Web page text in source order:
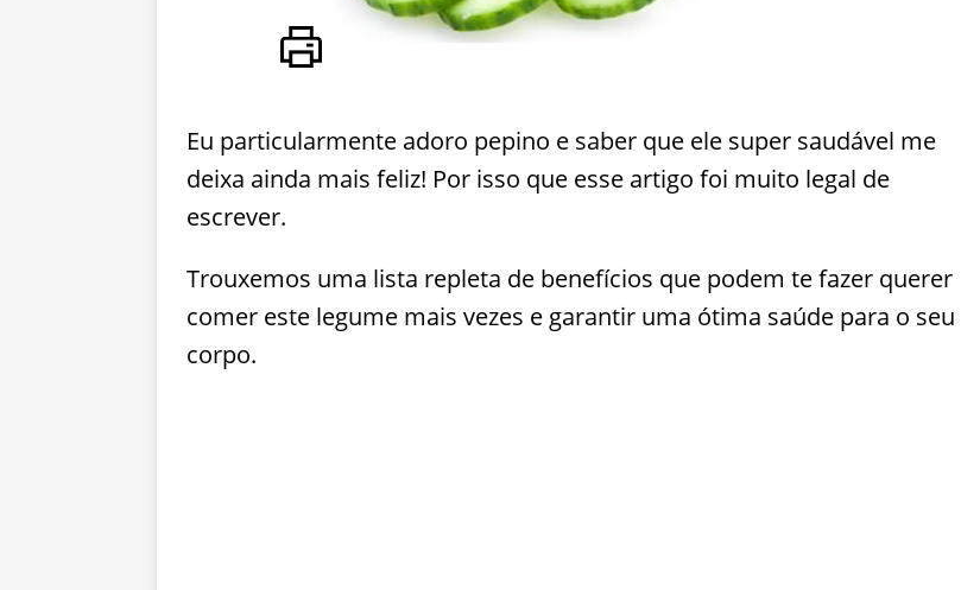
Eu particularmente adoro pepino e saber que ele super saudável me
deixa ainda mais feliz! Por isso que esse artigo foi muito legal de
escrever.
Trouxemos uma lista repleta de benefícios que podem te fazer querer
comer este legume mais vezes e garantir uma ótima saúde para o seu
corpo.